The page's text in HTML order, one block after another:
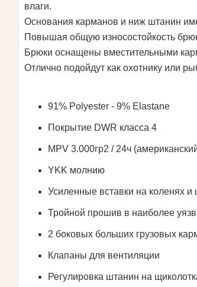
влаги.
Основания карманов и ниж штанин
Повышая общую износостойкость
Брюки оснащены вместительными
Отлично подойдут как охотнику или
91% Polyester - 9% Elastane
Покрытие DWR класса 4
MPV 3.000гр2 / 24ч
YKK молнию
Усиленные вставки на коленях и
Тройной прошив в наиболее
2 боковых больших грузовых
Клапаны для вентиляции
Регулировка штанин на